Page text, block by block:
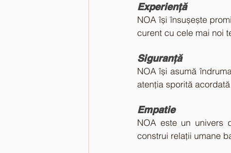
Experiență
NOA își însușește
curent cu cele mai noi
Siguranță
NOA își asumă
atenția sporită
Empatie
NOA este un univers
construi relații umane